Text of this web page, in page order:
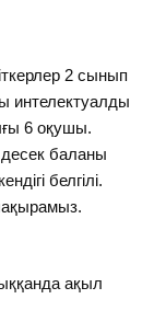
2 сынып
интелектуалды
6 оқушы.
баланы
белгілі.
ақыл